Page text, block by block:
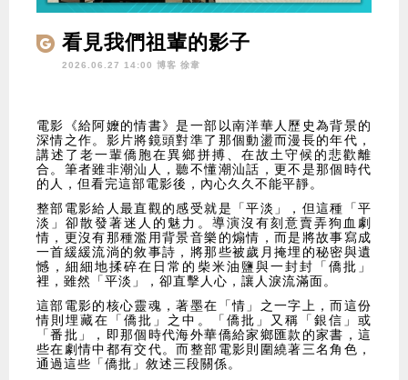
看見我們祖輩的影子
2026.06.27 14:00 博客 徐韋
電影《給阿嬤的情書》是一部以南洋華人歷史為背景的
深情之作。影片將鏡頭對準了那個動盪而漫長的年代，
講述了老一輩僑胞在異鄉拼搏、在故土守候的悲歡離
合。筆者雖非潮汕人，聽不懂潮汕話，更不是那個時代
的人，但看完這部電影後，內心久久不能平靜。
整部電影給人最直觀的感受就是「平淡」，但這種「平
淡」卻散發著迷人的魅力。導演沒有刻意賣弄狗血劇
情，更沒有那種濫用背景音樂的煽情，而是將故事寫成
一首緩緩流淌的敘事詩，將那些被歲月掩埋的秘密與遺
憾，細細地揉碎在日常的柴米油鹽與一封封「僑批」
裡，雖然「平淡」，卻直擊人心，讓人淚流滿面。
這部電影的核心靈魂，著墨在「情」之一字上，而這份
情則埋藏在「僑批」之中。「僑批」又稱「銀信」或
「番批」，即那個時代海外華僑給家鄉匯款的家書，這
些在劇情中都有交代。而整部電影則圍繞著三名角色，
通過這些「僑批」敘述三段關係。